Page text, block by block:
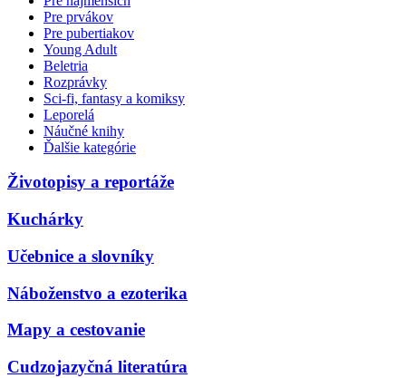
Pre prvákov
Pre pubertiakov
Young Adult
Beletria
Rozprávky
Sci-fi, fantasy a komiksy
Leporelá
Náučné knihy
Ďalšie kategórie
Životopisy a reportáže
Kuchárky
Učebnice a slovníky
Náboženstvo a ezoterika
Mapy a cestovanie
Cudzojazyčná literatúra